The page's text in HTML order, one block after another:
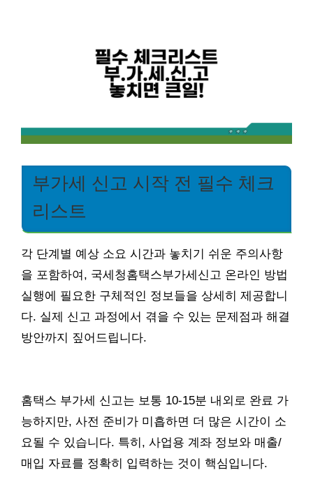
부가세 신고 시작 전 필수 체크
리스트
각 단계별 예상 소요 시간과 놓치기 쉬운 주의사항
을 포함하여, 국세청홈택스부가세신고 온라인 방법
실행에 필요한 구체적인 정보들을 상세히 제공합니
다. 실제 신고 과정에서 겪을 수 있는 문제점과 해결
방안까지 짚어드립니다.
홈택스 부가세 신고는 보통 10-15분 내외로 완료 가
능하지만, 사전 준비가 미흡하면 더 많은 시간이 소
요될 수 있습니다. 특히, 사업용 계좌 정보와 매출/
매입 자료를 정확히 입력하는 것이 핵심입니다.